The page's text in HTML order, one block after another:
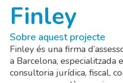
Finley
Sobre aquest projecte
Finley és una firma
a Barcelona, especialitzada
consultoria jurídica, fiscal,